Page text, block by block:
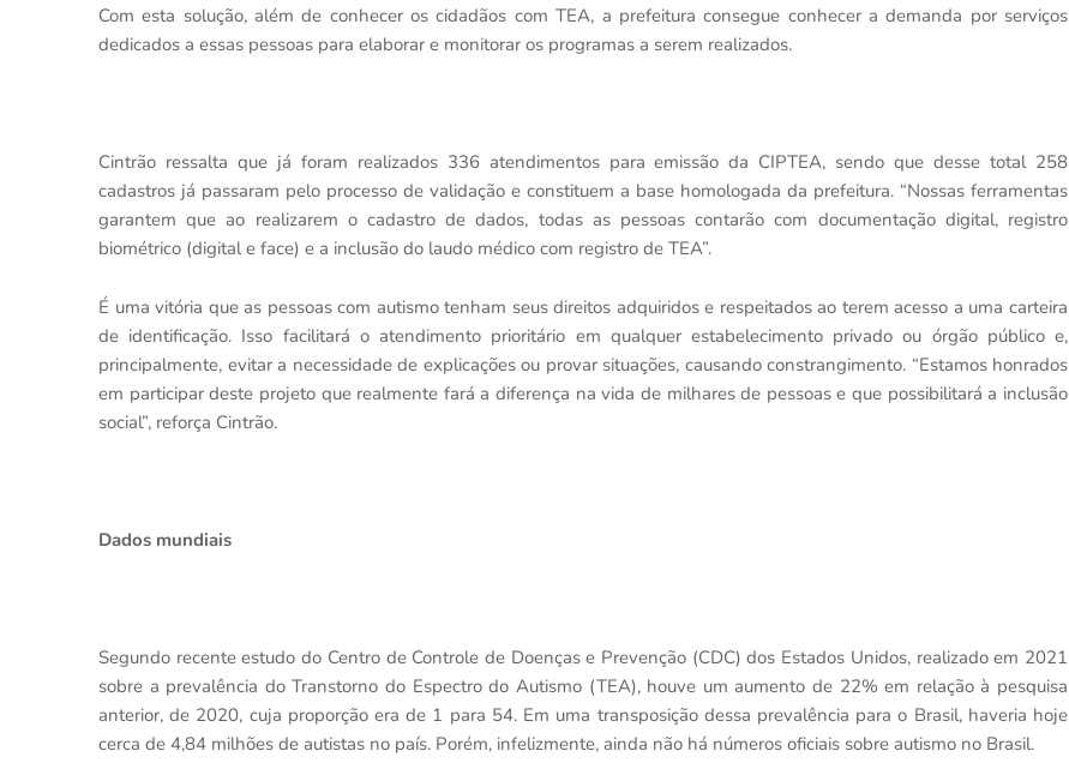
Com esta solução, além de conhecer os cidadãos com TEA, a prefeitura consegue conhecer a demanda por serviços
dedicados a essas pessoas para elaborar e monitorar os programas a serem realizados.
Cintrão ressalta que já foram realizados 336 atendimentos para emissão da CIPTEA, sendo que desse total 258
cadastros já passaram pelo processo de validação e constituem a base homologada da prefeitura. “Nossas ferramentas
garantem que ao realizarem o cadastro de dados, todas as pessoas contarão com documentação digital, registro
biométrico (digital e face) e a inclusão do laudo médico com registro de TEA”.
É uma vitória que as pessoas com autismo tenham seus direitos adquiridos e respeitados ao terem acesso a uma carteira
de identificação. Isso facilitará o atendimento prioritário em qualquer estabelecimento privado ou órgão público e,
principalmente, evitar a necessidade de explicações ou provar situações, causando constrangimento. “Estamos honrados
em participar deste projeto que realmente fará a diferença na vida de milhares de pessoas e que possibilitará a inclusão
social”, reforça Cintrão.
Dados mundiais
Segundo recente estudo do Centro de Controle de Doenças e Prevenção (CDC) dos Estados Unidos, realizado em 2021
sobre a prevalência do Transtorno do Espectro do Autismo (TEA), houve um aumento de 22% em relação à pesquisa
anterior, de 2020, cuja proporção era de 1 para 54. Em uma transposição dessa prevalência para o Brasil, haveria hoje
cerca de 4,84 milhões de autistas no país. Porém, infelizmente, ainda não há números oficiais sobre autismo no Brasil.